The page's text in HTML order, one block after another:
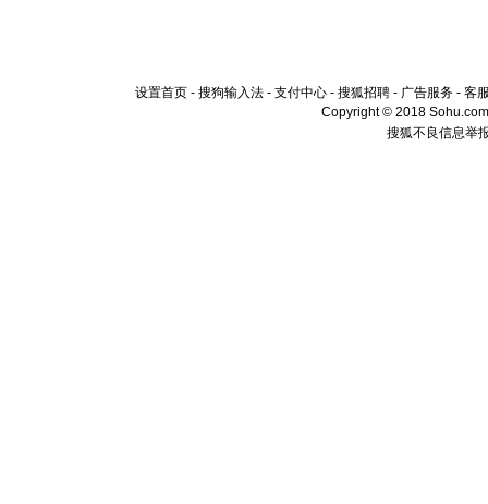
设置首页 - 搜狗输入法 - 支付中心 - 搜狐招聘 - 广告服务 - 客
Copyright © 2018
搜狐不良信息举